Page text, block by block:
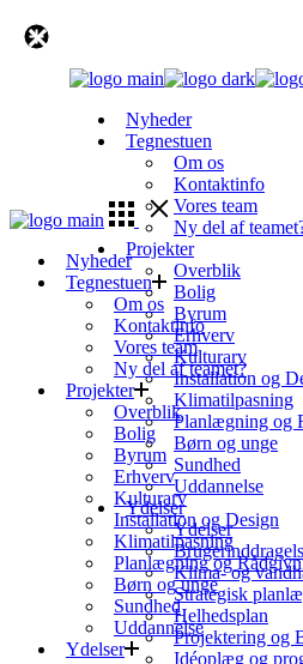
Nyheder
Tegnestuen
Om os
Kontaktinfo
Vores team
Ny del af
Projekter
Overblik
Bolig
Byrum
Erhverv
Kulturarv
Installation og
Klimatilpasning
Planlægning og
Børn og unge
Sundhed
Uddannelse
Ydelser
Ydelser
Klima- og
Strategisk
Helhedsplan
Projektering og
Idéoplæg og
Nyheder
Tegnestuen
Om os
Kontaktinfo
Vores team
Ny del af teamet?
Projekter
Overblik
Bolig
Byrum
Erhverv
Kulturarv
Installation og Design
Klimatilpasning
Planlægning og
Børn og unge
Sundhed
Uddannelse
Ydelser